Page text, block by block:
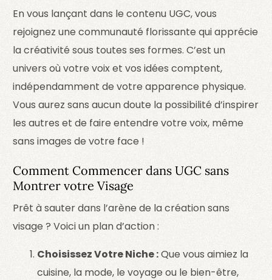
En vous lançant dans le contenu UGC, vous
rejoignez une communauté florissante qui apprécie
la créativité sous toutes ses formes. C’est un
univers où votre voix et vos idées comptent,
indépendamment de votre apparence physique.
Vous aurez sans aucun doute la possibilité d’inspirer
les autres et de faire entendre votre voix, même
sans images de votre face !
Comment Commencer dans UGC sans
Montrer votre Visage
Prêt à sauter dans l’arène de la création sans
visage ? Voici un plan d’action :
Choisissez Votre Niche :Que vous aimiez la
cuisine, la mode, le voyage ou le bien-être,